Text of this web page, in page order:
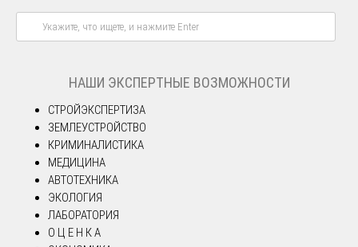
НАШИ ЭКСПЕРТНЫЕ ВОЗМОЖНОСТИ
СТРОЙЭКСПЕРТИЗА
ЗЕМЛЕУСТРОЙСТВО
КРИМИНАЛИСТИКА
МЕДИЦИНА
АВТОТЕХНИКА
ЭКОЛОГИЯ
ЛАБОРАТОРИЯ
О Ц Е Н К А